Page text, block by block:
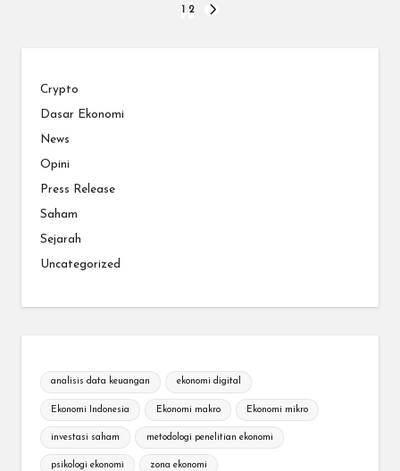
2
Crypto
Dasar Ekonomi
News
Opini
Press Release
Saham
Sejarah
Uncategorized
analisis data keuangan ekonomi digital
Ekonomi Indonesia Ekonomi makro Ekonomi mikro
investasi saham metodologi penelitian ekonomi
psikologi ekonomi zona ekonomi